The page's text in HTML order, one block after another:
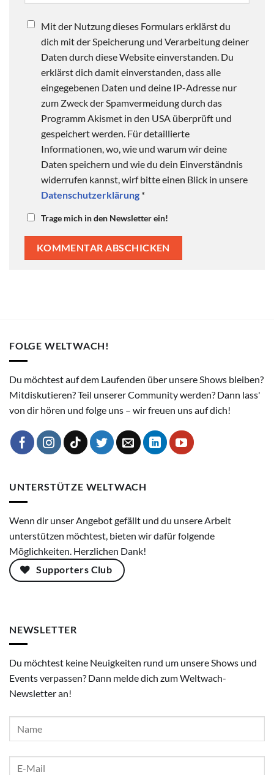
Mit der Nutzung dieses Formulars erklärst du
dich mit der Speicherung und Verarbeitung deiner
Daten durch diese Website einverstanden. Du
erklärst dich damit einverstanden, dass alle
eingegebenen Daten und deine IP-Adresse nur
zum Zweck der Spamvermeidung durch das
Programm Akismet in den USA überprüft und
gespeichert werden. Für detaillierte
Informationen, wo, wie und warum wir deine
Daten speichern und wie du dein Einverständnis
widerrufen kannst, wirf bitte einen Blick in unsere
Datenschutzerklärung *
Trage mich in den Newsletter ein!
FOLGE WELTWACH!
Du möchtest auf dem Laufenden über unsere Shows bleiben?
Mitdiskutieren? Teil unserer Community werden? Dann lass'
von dir hören und folge uns – wir freuen uns auf dich!
UNTERSTÜTZE WELTWACH
Wenn dir unser Angebot gefällt und du unsere Arbeit
unterstützen möchtest, bieten wir dafür folgende
Möglichkeiten. Herzlichen Dank!
Supporters Club
NEWSLETTER
Du möchtest keine Neuigkeiten rund um unsere Shows und
Events verpassen? Dann melde dich zum Weltwach-
Newsletter an!